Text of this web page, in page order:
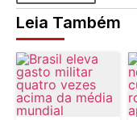
Leia Também